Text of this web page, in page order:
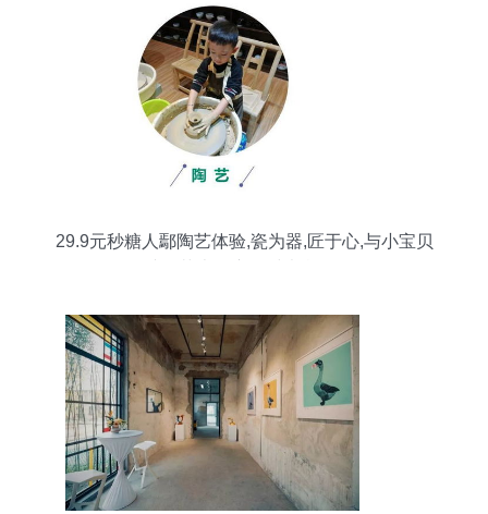
29.9元秒糖人鄢陶艺体验,瓷为器,匠于心,与小宝贝